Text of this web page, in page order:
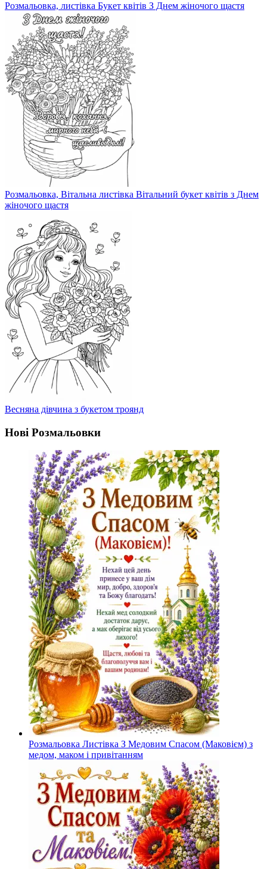
Розмальовка, листівка Букет квітів З Днем жіночого щастя
Розмальовка, Вітальна листівка Вітальний букет квітів з Днем
жіночого щастя
Весняна дівчина з букетом троянд
Нові Розмальовки
Розмальовка Листівка З Медовим Спасом (Маковієм) з
медом, маком і привітанням